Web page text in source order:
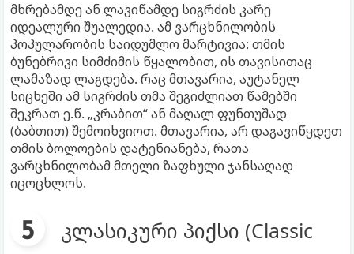
მხრებამდე ან ლავიწამდე სიგრძის კარე
იდეალური შუალედია. ამ ვარცხნილობის
პოპულარობის საიდუმლო მარტივია: თმის
ბუნებრივი სიმძიმის წყალობით, ის თავისითაც
ლამაზად ლაგდება. რაც მთავარია, აუტანელ
სიცხეში ამ სიგრძის თმა შეგიძლიათ წამებში
შეკრათ ე.წ. „კრაბით“ ან მაღალ ფუნთუშად
(ბაბთით) შემოიხვიოთ. მთავარია, არ დაგავიწყდეთ
თმის ბოლოების დატენიანება, რათა
ვარცხნილობამ მთელი ზაფხული ჯანსაღად
იცოცხლოს.
კლასიკური პიქსი (Classic